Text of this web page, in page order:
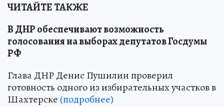
ЧИТАЙТЕ ТАКЖЕ
В ДНР обеспечивают возможность
голосования на выборах депутатов Госдумы
РФ
Глава ДНР Денис Пушилин проверил
готовность одного из избирательных участков в
Шахтерске (подробнее)